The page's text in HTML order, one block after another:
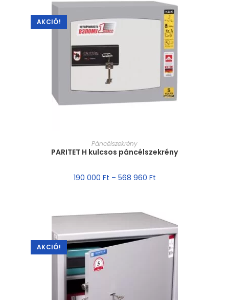
AKCIÓ!
MÉRET VÁLASZTÁSA
Páncélszekrény
PARITET H kulcsos páncélszekrény
190 000 Ft – 568 960 Ft
AKCIÓ!